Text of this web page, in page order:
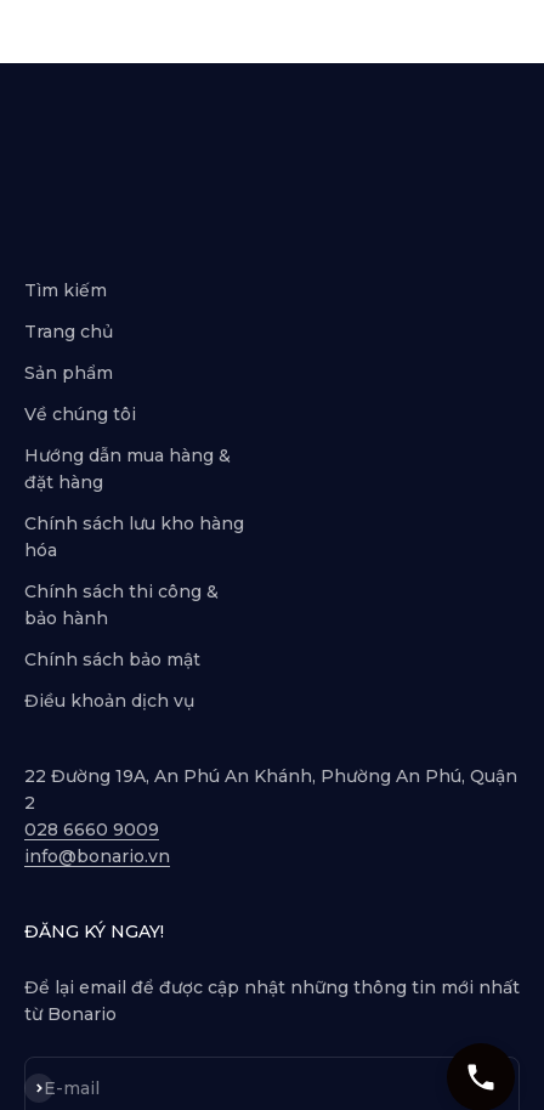
Tìm kiếm
Trang chủ
Sản phẩm
Về chúng tôi
Hướng dẫn mua hàng &
đặt hàng
Chính sách lưu kho hàng
hóa
Chính sách thi công &
bảo hành
Chính sách bảo mật
Điều khoản dịch vụ
22 Đường 19A, An Phú An Khánh, Phường An Phú, Quận
2
028 6660 9009
info@bonario.vn
ĐĂNG KÝ NGAY!
Để lại email để được cập nhật những thông tin mới nhất
từ Bonario
E-mail
Subscribe